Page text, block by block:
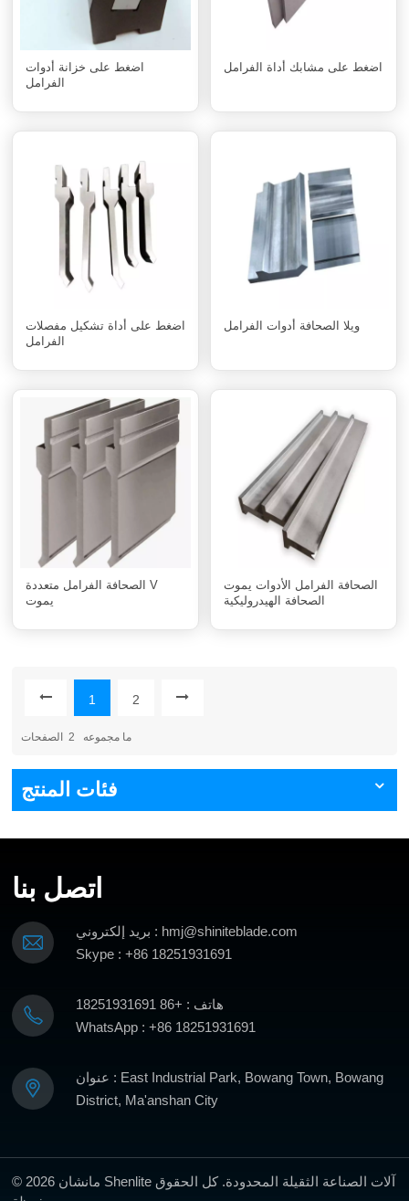
اضغط على خزانة أدوات
الفرامل
اضغط على مشابك أداة الفرامل
اضغط على أداة تشكيل مفصلات
الفرامل
ويلا الصحافة أدوات الفرامل
الصحافة الفرامل متعددة V
يموت
الصحافة الفرامل الأدوات يموت
الصحافة الهيدروليكية
1 2
ما مجموعه 2 الصفحات
فئات المنتج
اتصل بنا
بريد إلكتروني : hmj@shiniteblade.com
Skype : +86 18251931691
هاتف : +86 18251931691
WhatsApp : +86 18251931691
عنوان : East Industrial Park, Bowang Town, Bowang
District, Ma'anshan City
© 2026 مانشان Shenlite آلات الصناعة الثقيلة المحدودة. كل الحقوق